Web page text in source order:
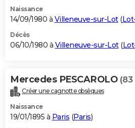
Naissance
14/09/1980 à Villeneuve-sur-Lot(
Décès
06/10/1980 à Villeneuve-sur-Lot(
Mercedes PESCAROLO (83
Créer une cagnotte obsèques
Naissance
19/01/1895 à Paris (Paris)